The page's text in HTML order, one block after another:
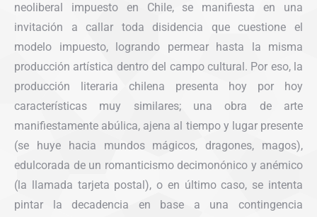
neoliberal impuesto en Chile, se manifiesta en una
invitación a callar toda disidencia que cuestione el
modelo impuesto, logrando permear hasta la misma
producción artística dentro del campo cultural. Por eso, la
producción literaria chilena presenta hoy por hoy
características muy similares; una obra de arte
manifiestamente abúlica, ajena al tiempo y lugar presente
(se huye hacia mundos mágicos, dragones, magos),
edulcorada de un romanticismo decimonónico y anémico
(la llamada tarjeta postal), o en último caso, se intenta
pintar la decadencia en base a una contingencia